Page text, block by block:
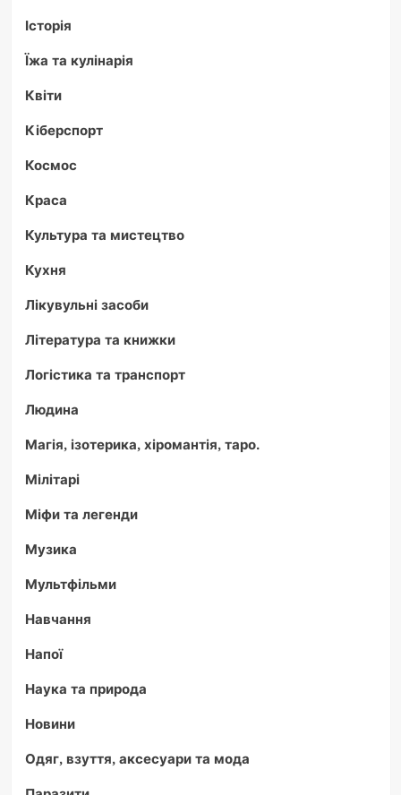
Історія
Їжа та кулінарія
Квіти
Кіберспорт
Космос
Краса
Культура та мистецтво
Кухня
Лікувульні засоби
Література та книжки
Логістика та транспорт
Людина
Магія, ізотерика, хіромантія, таро.
Мілітарі
Міфи та легенди
Музика
Мультфільми
Навчання
Напої
Наука та природа
Новини
Одяг, взуття, аксесуари та мода